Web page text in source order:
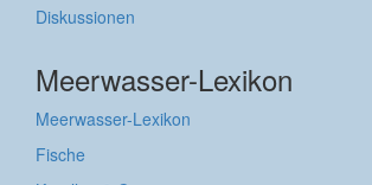
Diskussionen
Meerwasser-Lexikon
Meerwasser-Lexikon
Fische